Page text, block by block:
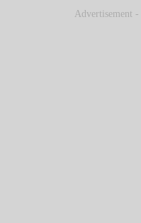
Advertisement